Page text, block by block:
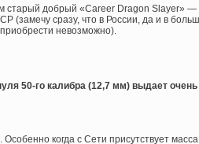
старый добрый «Career Dragon Slayer» —
(замечу сразу, что в России, да и в
невозможно).
50-го калибра (12,7 мм) выдает
когда с Сети присутствует